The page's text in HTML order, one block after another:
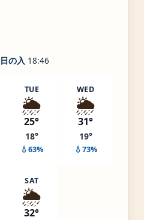
日の入 18:46
TUE
🌦️
25°
18°
💧63%
WED
🌦️
31°
19°
💧73%
SAT
🌦️
32°